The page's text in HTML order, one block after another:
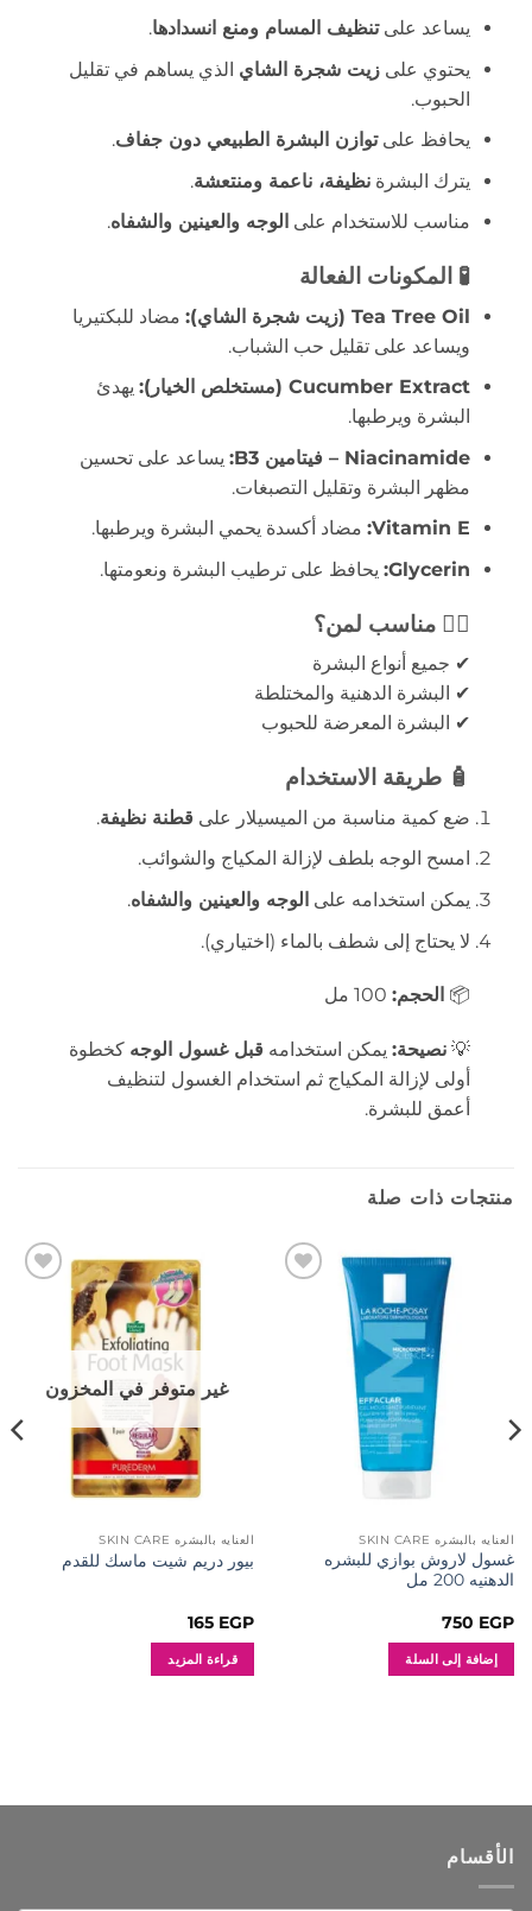
يساعد علىتنظيف المسام ومنع انسدادها.
يحتوي على زيت شجرة الشاي الذي يساهم في تقليل
الحبوب.
يحافظ علىتوازن البشرة الطبيعي دون جفاف.
يترك البشرة نظيفة، ناعمة ومنتعشة.
مناسب للاستخدام على الوجه والعينين والشفاه.
🧪 المكونات الفعالة
Tea Tree Oil (زيت شجرة الشاي):
مضاد للبكتيريا
ويساعد على تقليل حب الشباب.
Cucumber Extract (مستخلص الخيار):
يهدئ
البشرة ويرطبها.
Niacinamide – فيتامين B3:
يساعد على تحسين
مظهر البشرة وتقليل التصبغات.
Vitamin E: مضاد أكسدة يحمي البشرة ويرطبها.
Glycerin: يحافظ على ترطيب البشرة ونعومتها.
👩‍⚕️ مناسب لمن؟
✔ جميع أنواع البشرة
✔ البشرة الدهنية والمختلطة
✔ البشرة المعرضة للحبوب
🧴 طريقة الاستخدام
ضع كمية مناسبة من الميسيلار على قطنة نظيفة.
امسح الوجه بلطف لإزالة المكياج والشوائب.
يمكن استخدامه على الوجه والعينين والشفاه.
لا يحتاج إلى شطف بالماء (اختياري).
📦 الحجم:100 مل
💡 نصيحة:يمكن استخدامه قبل غسول الوجه كخطوة
أولى لإزالة المكياج ثم استخدام الغسول لتنظيف
أعمق للبشرة.
منتجات ذات صلة
العنايه بالبشره SKIN CARE
غسول لاروش بوازي للبشره
الدهنيه 200 مل
750 EGP
إضافة إلى السلة
غير متوفر في المخزون
العنايه بالبشره SKIN CARE
بيور دريم شيت ماسك للقدم
165 EGP
قراءة المزيد
الأقسام